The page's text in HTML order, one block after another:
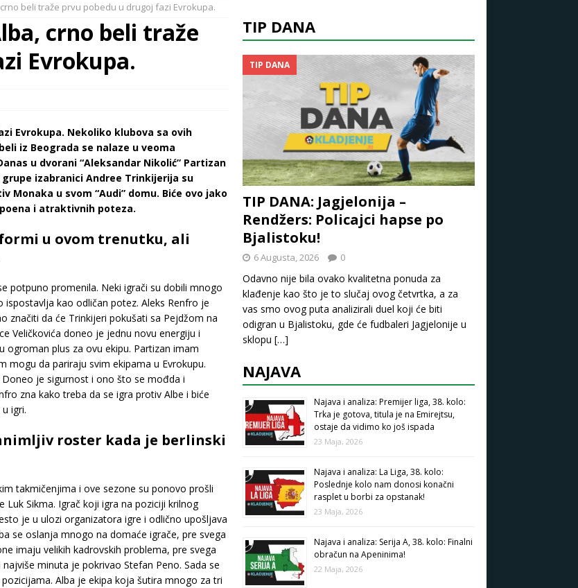
beli traže prvu pobedu u drugoj fazi Evrokupa.
crno beli traže
Evrokupa.
Evrokupa. Nekoliko klubova sa ovih
iz Beograda se nalaze u veoma
u dvorani “Aleksandar Nikolić” Partizan
izabranici Andree Trinkijerija su
Monaka u svom “Audi” domu. Biće ovo jako
i atraktivnih poteza.
u ovom trenutku, ali
potpuno promenila. Neki igrači su dobili mnogo
kao odličan potez. Aleks Renfro je
značiti da će Trinkijeri pokušati sa Pejdžom na
Veličkovića doneo je jednu novu energiju i
plus za ovu ekipu. Partizan imam
mogu da pariraju svim ekipama u Evrokupu.
je sigurnost i ono što se mođda i
zna kako treba da se igra protiv Albe i biće
igri.
roster kada je berlinski
takmičenjima i ove sezone su ponovo prošli
Sikma. Igrač koji igra na poziciji krilnog
je u ulozi organizatora igre i odlično upošljava
se oslanja mnogo na domaće igrače, pre svega
imaju velikih kadrovskih problema, pre svega
minuta je pokrivao Stefan Peno. Sada se
Alba je ekipa koja šutira mnogo za tri
TIP DANA
TIP DANA
TIP DANA: Jagjelonija –
Rendžers: Policajci hapse po
Bjalistoku!
6 Augusta, 2026 0
Odavno nije bila ovako kvalitetna ponuda za
klađenje kao što je to slučaj ovog četvrtka, a za
vas smo ovog puta analizirali duel koji će biti
odigran u Bjalistoku, gde će fudbaleri Jagjelonije u
sklopu […]
NAJAVA
Najava i analiza: Premijer liga, 38. kolo:
Trka je gotova, titula je na Emirejtsu,
ostaje da vidimo ko još ispada
23 Maja, 2026
Najava i analiza: La Liga, 38. kolo:
Poslednje kolo nam donosi konačni
rasplet u borbi za opstanak!
23 Maja, 2026
Najava i analiza: Serija A, 38. kolo: Finalni
obračun na Apeninima!
22 Maja, 2026